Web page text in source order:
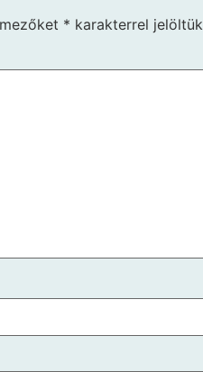
* karakterrel jelöltük